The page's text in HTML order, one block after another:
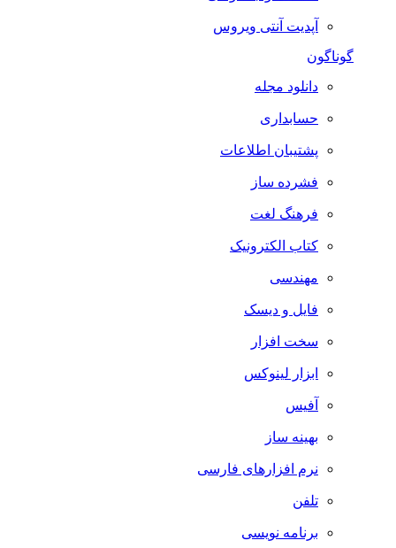
آپدیت آنتی ویروس
گوناگون
دانلود مجله
حسابداری
پشتیبان اطلاعات
فشرده ساز
فرهنگ لغت
کتاب الکترونیک
مهندسی
فایل و دیسک
سخت افزار
ابزار لینوکس
آفیس
بهینه ساز
نرم افزارهای فارسی
تلفن
برنامه نویسی